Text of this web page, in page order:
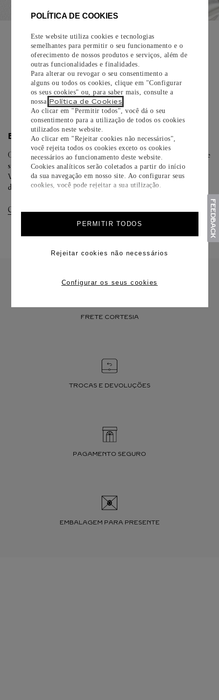
POLÍTICA DE COOKIES
Este website utiliza cookies e tecnologias
semelhantes para permitir o seu funcionamento e o
oferecimento de nossos produtos e serviços, além de
outras funcionalidades e finalidades.
Para alterar ou revogar o seu consentimento a
alguns ou todos os cookies, clique em "Configurar
os seus cookies" ou, para saber mais, consulte a
nossa Política de Cookies
Ao clicar em "Permitir todos", você dá o seu
consentimento para a utilização de todos os cookies
utilizados neste website.
Ao clicar em "Rejeitar cookies não necessários",
você rejeita todos os cookies exceto os cookies
necessários ao funcionamento deste website.
Cookies analíticos serão coletados a partir do início
da sua navegação em nosso site. Ao configurar seus
cookies, você pode rejeitar a sua utilização.
PERMITIR TODOS
Rejeitar cookies não necessários
Configurar os seus cookies
Todos os pedidos de nossa e-Boutique Cartier são
cuidadosamente embrulhados para presente e oferecem a
opção de adicionar um cartão personalizado.
Saiba mais
ENTREGA/DEVOLUÇÃO
Oferecemos diferentes opções de entrega. Selecione o envio de
sua preferência na finalização de seu pedido.
Você pode trocar ou devolver sua criação Cartier em até 30
dias.
Consultar Entregas
FRETE CORTESIA
TROCAS E DEVOLUÇÕES
PAGAMENTO SEGURO
EMBALAGEM PARA PRESENTE